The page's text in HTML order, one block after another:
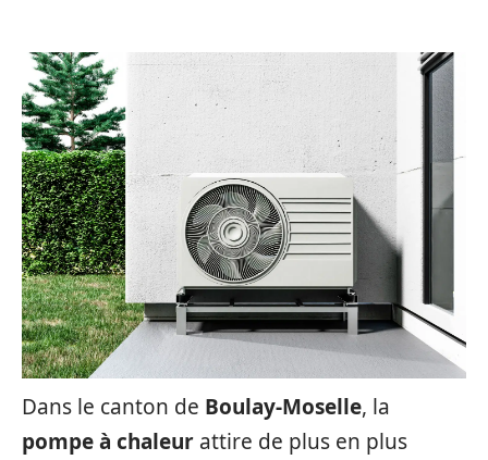
Dans le canton de Boulay-Moselle, la
pompe à chaleur attire de plus en plus